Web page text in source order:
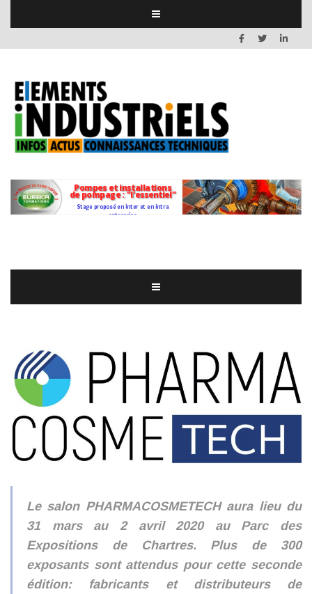
Le salon PHARMACOSMETECH aura lieu du
31 mars au 2 avril 2020 au Parc des
Expositions de Chartres. Plus de 300
exposants sont attendus pour cette seconde
édition: fabricants et distributeurs de